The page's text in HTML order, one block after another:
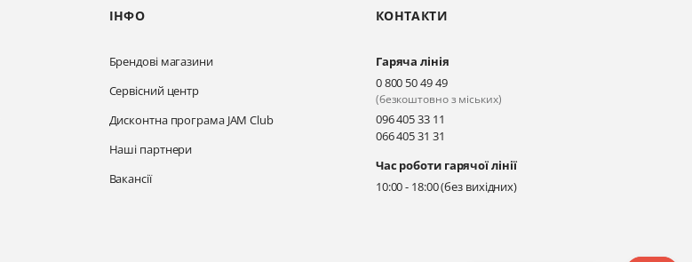
ІНФО
Брендові магазини
Сервісний центр
Дисконтна програма JAM Club
Наші партнери
Вакансії
КОНТАКТИ
Гаряча лінія
0 800 50 49 49
(безкоштовно з міських)
096 405 33 11
066 405 31 31
Час роботи гарячої лінії
10:00 - 18:00 (без вихідних)